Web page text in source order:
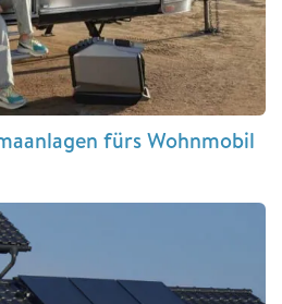
fürs Wohnmobil